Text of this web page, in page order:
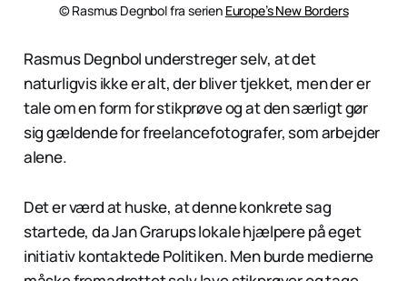
© Rasmus Degnbol fra serien Europe’s New Borders
Rasmus Degnbol understreger selv, at det
naturligvis ikke er alt, der bliver tjekket, men der er
tale om en form for stikprøve og at den særligt gør
sig gældende for freelancefotografer, som arbejder
alene.
Det er værd at huske, at denne konkrete sag
startede, da Jan Grarups lokale hjælpere på eget
initiativ kontaktede Politiken. Men burde medierne